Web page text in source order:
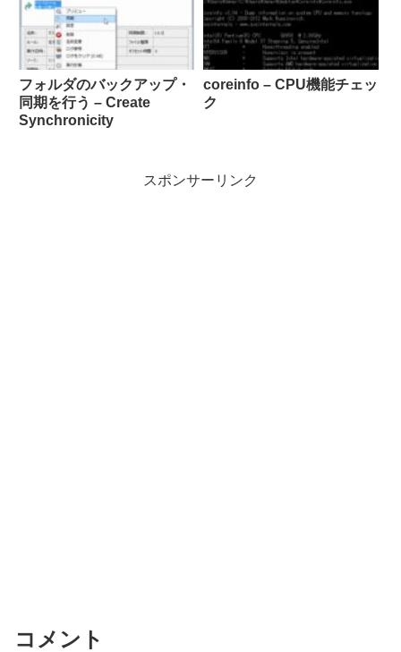
フォルダのバックアップ・
同期を行う – Create
Synchronicity
coreinfo – CPU機能チェッ
ク
スポンサーリンク
コメント